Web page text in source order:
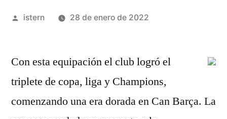
Publicado
istern 28 de enero de 2022
Con esta equipación el club logró el
triplete de copa, liga y Champions,
comenzando una era dorada en Can Barça. La